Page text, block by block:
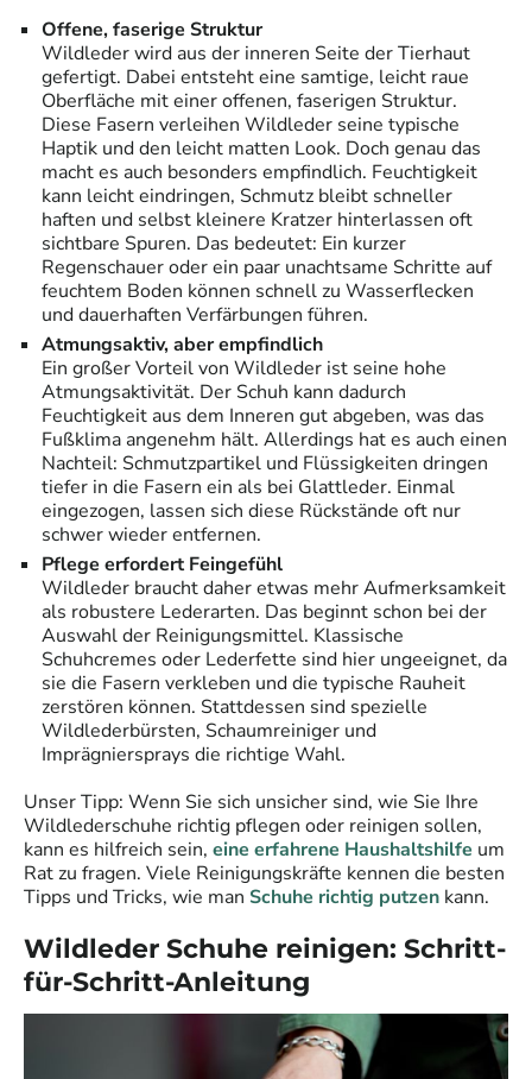
Offene, faserige Struktur
Wildleder wird aus der inneren Seite der Tierhaut
gefertigt. Dabei entsteht eine samtige, leicht raue
Oberfläche mit einer offenen, faserigen Struktur.
Diese Fasern verleihen Wildleder seine typische
Haptik und den leicht matten Look. Doch genau das
macht es auch besonders empfindlich. Feuchtigkeit
kann leicht eindringen, Schmutz bleibt schneller
haften und selbst kleinere Kratzer hinterlassen oft
sichtbare Spuren. Das bedeutet: Ein kurzer
Regenschauer oder ein paar unachtsame Schritte auf
feuchtem Boden können schnell zu Wasserflecken
und dauerhaften Verfärbungen führen.
Atmungsaktiv, aber empfindlich
Ein großer Vorteil von Wildleder ist seine hohe
Atmungsaktivität. Der Schuh kann dadurch
Feuchtigkeit aus dem Inneren gut abgeben, was das
Fußklima angenehm hält. Allerdings hat es auch einen
Nachteil: Schmutzpartikel und Flüssigkeiten dringen
tiefer in die Fasern ein als bei Glattleder. Einmal
eingezogen, lassen sich diese Rückstände oft nur
schwer wieder entfernen.
Pflege erfordert Feingefühl
Wildleder braucht daher etwas mehr Aufmerksamkeit
als robustere Lederarten. Das beginnt schon bei der
Auswahl der Reinigungsmittel. Klassische
Schuhcremes oder Lederfette sind hier ungeeignet, da
sie die Fasern verkleben und die typische Rauheit
zerstören können. Stattdessen sind spezielle
Wildlederbürsten, Schaumreiniger und
Imprägniersprays die richtige Wahl.
Unser Tipp: Wenn Sie sich unsicher sind, wie Sie Ihre
Wildlederschuhe richtig pflegen oder reinigen sollen,
kann es hilfreich sein, eine erfahrene Haushaltshilfe um
Rat zu fragen. Viele Reinigungskräfte kennen die besten
Tipps und Tricks, wie man Schuhe richtig putzen kann.
Wildleder Schuhe reinigen: Schritt-
für-Schritt-Anleitung